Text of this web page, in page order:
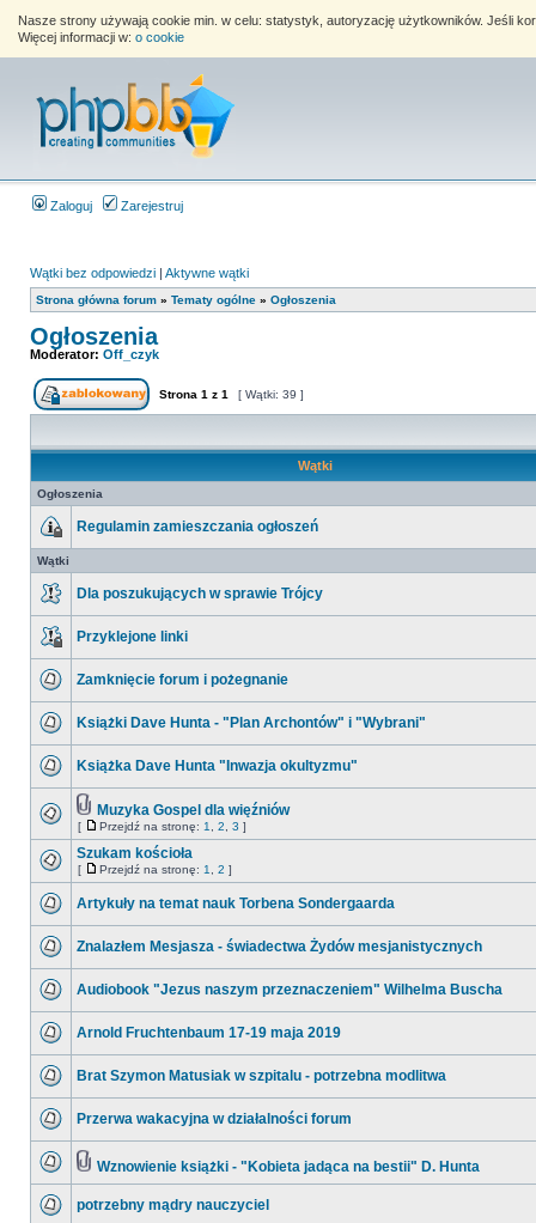
Nasze strony używają cookie min. w celu: statystyk, autoryzację użytkowników. Jeśli
Więcej informacji w: o cookie
Zaloguj Zarejestruj
Wątki bez odpowiedzi | Aktywne wątki
Strona główna forum » Tematy ogólne » Ogłoszenia
Ogłoszenia
Moderator: Off_czyk
Strona 1 z 1 [ Wątki: 39 ]
Wątki
Ogłoszenia
Regulamin zamieszczania ogłoszeń
Wątki
Dla poszukujących w sprawie Trójcy
Przyklejone linki
Zamknięcie forum i pożegnanie
Książki Dave Hunta - "Plan Archontów" i "Wybrani"
Książka Dave Hunta "Inwazja okultyzmu"
Muzyka Gospel dla więźniów
[ Przejdź na stronę: 1 2 3 ]
Szukam kościoła
[ Przejdź na stronę: 1 2 ]
Artykuły na temat nauk Torbena Sondergaarda
Znalazłem Mesjasza - świadectwa Żydów mesjanistycznych
Audiobook "Jezus naszym przeznaczeniem" Wilhelma Buscha
Arnold Fruchtenbaum 17-19 maja 2019
Brat Szymon Matusiak w szpitalu - potrzebna modlitwa
Przerwa wakacyjna w działalności forum
Wznowienie książki - "Kobieta jadąca na bestii" D. Hunta
potrzebny mądry nauczyciel